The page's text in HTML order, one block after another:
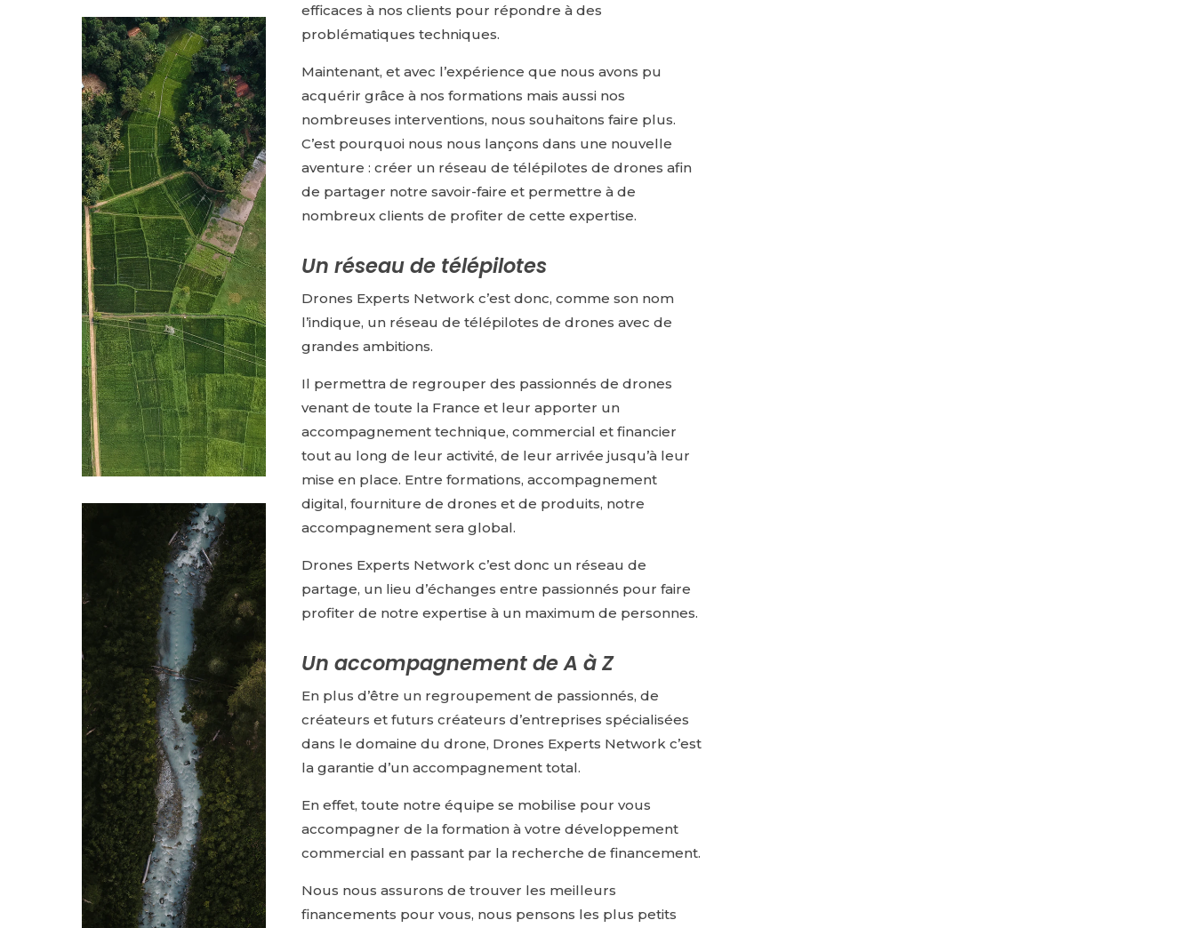
efficaces à nos clients pour répondre à des
problématiques techniques.
Maintenant, et avec l’expérience que nous avons pu
acquérir grâce à nos formations mais aussi nos
nombreuses interventions, nous souhaitons faire plus.
C’est pourquoi nous nous lançons dans une nouvelle
aventure : créer un réseau de télépilotes de drones afin
de partager notre savoir-faire et permettre à de
nombreux clients de profiter de cette expertise.
Un réseau de télépilotes
Drones Experts Network c’est donc, comme son nom
l’indique, un réseau de télépilotes de drones avec de
grandes ambitions.
Il permettra de regrouper des passionnés de drones
venant de toute la France et leur apporter un
accompagnement technique, commercial et financier
tout au long de leur activité, de leur arrivée jusqu’à leur
mise en place. Entre formations, accompagnement
digital, fourniture de drones et de produits, notre
accompagnement sera global.
Drones Experts Network c’est donc un réseau de
partage, un lieu d’échanges entre passionnés pour faire
profiter de notre expertise à un maximum de personnes.
Un accompagnement de A à Z
En plus d’être un regroupement de passionnés, de
créateurs et futurs créateurs d’entreprises spécialisées
dans le domaine du drone, Drones Experts Network c’est
la garantie d’un accompagnement total.
En effet, toute notre équipe se mobilise pour vous
accompagner de la formation à votre développement
commercial en passant par la recherche de financement.
Nous nous assurons de trouver les meilleurs
financements pour vous, nous pensons les plus petits